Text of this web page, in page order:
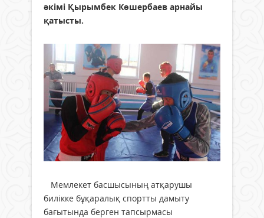
әкімі Қырымбек Көшербаев арнайы
қатысты.
Мемлекет басшысының атқарушы
билікке бұқаралық спортты дамыту
бағытында берген тапсырмасы